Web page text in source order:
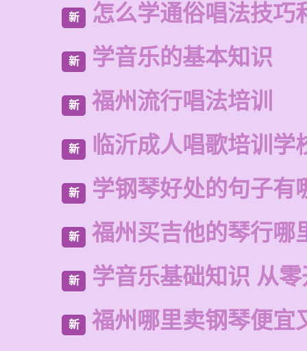
新 怎么学通俗唱法技巧
新 学音乐的基本知识
新 福州流行唱法培训
新 临沂成人唱歌培训学
新 学钢琴好处的句子有
新 福州买吉他的琴行哪
新 学音乐基础知识 从
新 福州哪里卖钢琴便宜